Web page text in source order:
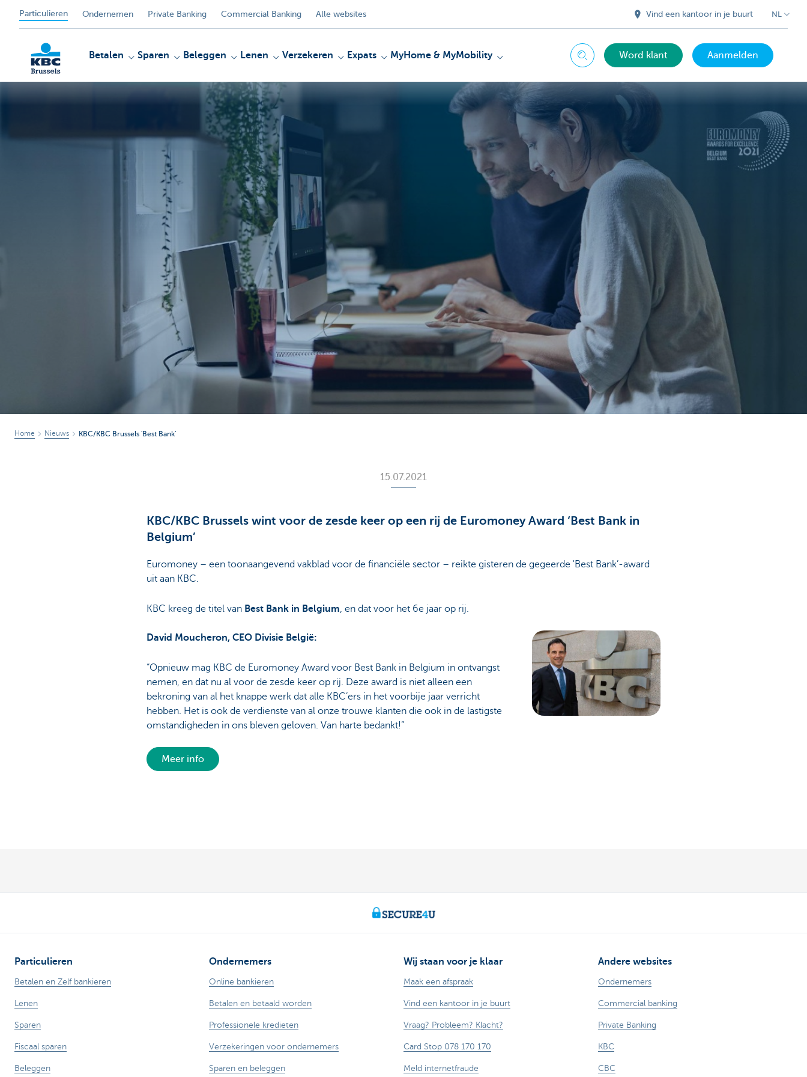
Particulieren Ondernemen Private Banking Commercial Banking Alle websites Vind een kantoor in je buurt NL
Betalen Sparen Beleggen Lenen Verzekeren Expats MyHome & MyMobility Zoeken Word klant Aanmelden
Home Nieuws KBC/KBC Brussels 'Best Bank'
15.07.2021
KBC/KBC Brussels wint voor de zesde keer op een rij de Euromoney Award ‘Best Bank in
Belgium’
Euromoney – een toonaangevend vakblad voor de financiële sector – reikte gisteren de gegeerde 'Best Bank’-award
uit aan KBC.
KBC kreeg de titel van Best Bank in Belgium, en dat voor het 6e jaar op rij.
David Moucheron, CEO Divisie België:
“Opnieuw mag KBC de Euromoney Award voor Best Bank in Belgium in ontvangst
nemen, en dat nu al voor de zesde keer op rij. Deze award is niet alleen een
bekroning van al het knappe werk dat alle KBC’ers in het voorbije jaar verricht
hebben. Het is ook de verdienste van al onze trouwe klanten die ook in de lastigste
omstandigheden in ons bleven geloven. Van harte bedankt!”
Meer info
Particulieren
Betalen en Zelf bankieren
Lenen
Sparen
Fiscaal sparen
Beleggen
Ondernemers
Online bankieren
Betalen en betaald worden
Professionele kredieten
Verzekeringen voor ondernemers
Sparen en beleggen
Wij staan voor je klaar
Maak een afspraak
Vind een kantoor in je buurt
Vraag? Probleem? Klacht?
Card Stop 078 170 170
Meld internetfraude
Andere websites
Ondernemers
Commercial banking
Private Banking
KBC
CBC